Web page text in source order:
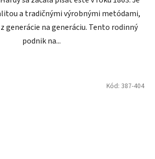
a tradičnými výrobnými metódami,
generácie na generáciu. Tento rodinný
podnik na...
Kód: 387-404